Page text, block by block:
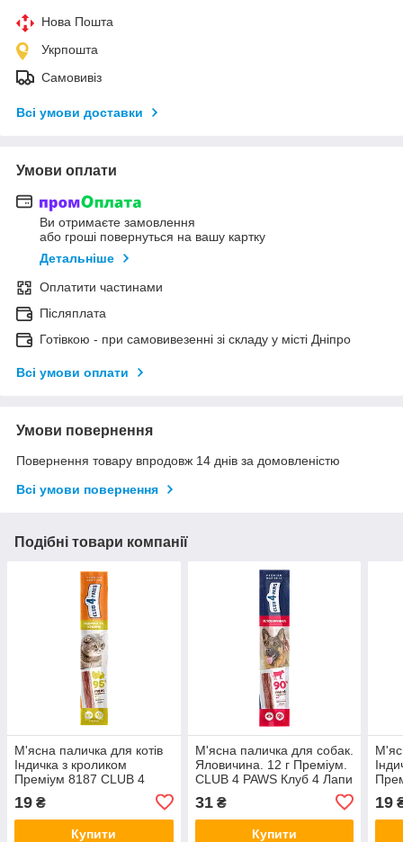
Нова Пошта
Укрпошта
Самовивіз
Всі умови доставки
Умови оплати
Ви отримаєте замовлення
або гроші повернуться на вашу картку
Детальніше
Оплатити частинами
Післяплата
Готівкою - при самовивезенні зі складу у місті Дніпро
Всі умови оплати
Умови повернення
Повернення товару впродовж 14 днів за домовленістю
Всі умови повернення
Подібні товари компанії
М'ясна паличка для котів
Індичка з кроликом
Преміум 8187 CLUB 4
19 ₴
Купити
М'ясна паличка для собак.
Яловичина. 12 г Преміум.
CLUB 4 PAWS Клуб 4 Лапи
31₴
Купити
19